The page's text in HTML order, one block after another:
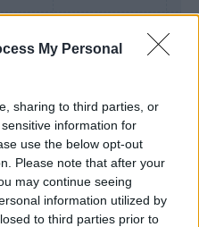
My Personal
sharing to third parties, or
information for
use the below opt-out
Please note that after your
may continue seeing
information utilized by
to third parties prior to
Mantra